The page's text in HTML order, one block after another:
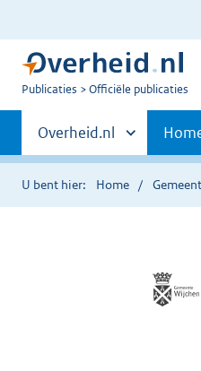
U
Publicaties Officiële publicaties
Primaire
navigatie
Andere
sites
binnen
Overheid.nl
U bent hier: Home